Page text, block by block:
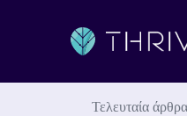
Τελευταία άρθρα